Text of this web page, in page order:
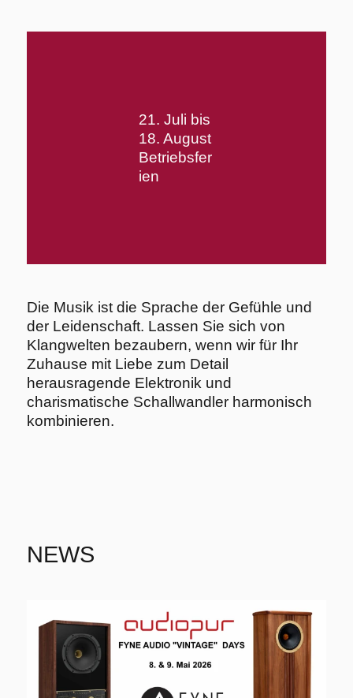
21. Juli bis
18. August
Betriebsfer
ien
Die Musik ist die Sprache der Gefühle und
der Leidenschaft. Lassen Sie sich von
Klangwelten bezaubern, wenn wir für Ihr
Zuhause mit Liebe zum Detail
herausragende Elektronik und
charismatische Schallwandler harmonisch
kombinieren.
NEWS